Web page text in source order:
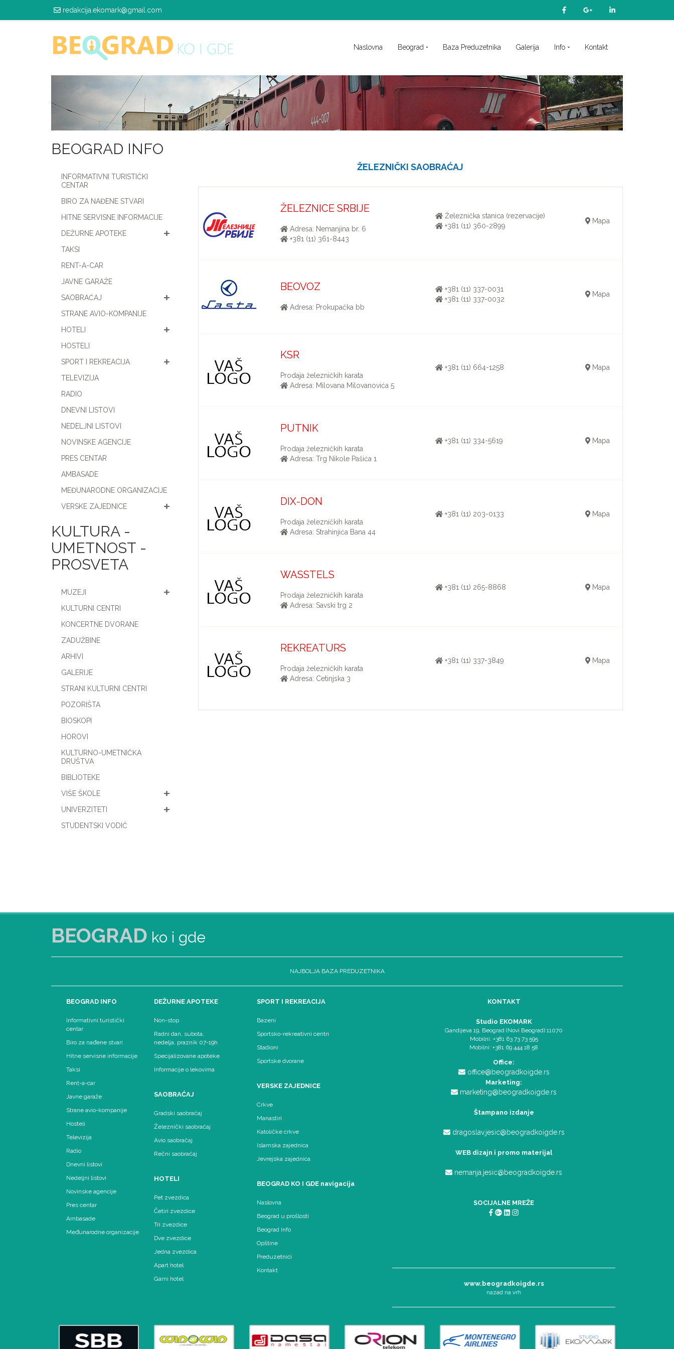
redakcija.ekomark@gmail.com
Naslovna Beograd Baza Preduzetnika Galerija Info Kontakt
BEOGRAD INFO
INFORMATIVNI TURISTIČKI
CENTAR
BIRO ZA NAĐENE STVARI
HITNE SERVISNE INFORMACIJE
DEŽURNE APOTEKE
TAKSI
RENT-A-CAR
JAVNE GARAŽE
SAOBRAĆAJ
STRANE AVIO-KOMPANIJE
HOTELI
HOSTELI
SPORT I REKREACIJA
TELEVIZIJA
RADIO
DNEVNI LISTOVI
NEDELJNI LISTOVI
NOVINSKE AGENCIJE
PRES CENTAR
AMBASADE
MEĐUNARODNE ORGANIZACIJE
VERSKE ZAJEDNICE
KULTURA -
UMETNOST -
PROSVETA
MUZEJI
KULTURNI CENTRI
KONCERTNE DVORANE
ZADUŽBINE
ARHIVI
GALERIJE
STRANI KULTURNI CENTRI
POZORIŠTA
BIOSKOPI
HOROVI
KULTURNO-UMETNIČKA
DRUŠTVA
BIBLIOTEKE
VIŠE ŠKOLE
UNIVERZITETI
STUDENTSKI VODIČ
ŽELEZNIČKI SAOBRAĆAJ
ŽELEZNICE SRBIJE
Adresa: Nemanjina br. 6
+381 (11) 361-8443
Železnička stanica (rezervacije)
+381 (11) 360-2899
Mapa
BEOVOZ
Adresa: Prokupačka bb
+381 (11) 337-0031
+381 (11) 337-0032
Mapa
KSR
Prodaja železničkih karata
Adresa: Milovana Milovanovića 5
+381 (11) 664-1258 Mapa
PUTNIK
Prodaja železničkih karata
Adresa: Trg Nikole Pašića 1
+381 (11) 334-5619 Mapa
DIX-DON
Prodaja železničkih karata
Adresa: Strahinjića Bana 44
+381 (11) 203-0133 Mapa
WASSTELS
Prodaja železničkih karata
Adresa: Savski trg 2
+381 (11) 265-8868 Mapa
REKREATURS
Prodaja železničkih karata
Adresa: Cetinjska 3
+381 (11) 337-3849 Mapa
BEOGRAD ko i gde
NAJBOLJA BAZA PREDUZETNIKA
BEOGRAD INFO
Informativni turistički
centar
Biro za nađene stvari
Hitne servisne informacije
Taksi
Rent-a-car
Javne garaže
Strane avio-kompanije
Hosteli
Televizija
Radio
Dnevni listovi
Nedeljni listovi
Novinske agencije
Pres centar
Ambasade
Međunarodne organizacije
DEŽURNE APOTEKE
Non-stop
Radni dan, subota,
nedelja, praznik 07-19h
Specijalizovane apoteke
Informacije o lekovima
SAOBRAĆAJ
Gradski saobraćaj
Železnički saobraćaj
Avio saobraćaj
Rečni saobraćaj
HOTELI
Pet zvezdica
Četiri zvezdice
Tri zvezdice
Dve zvezdice
Jedna zvezdica
Apart hotel
Garni hotel
SPORT I REKREACIJA
Bazeni
Sportsko-rekreativni centri
Stadioni
Sportske dvorane
VERSKE ZAJEDNICE
Crkve
Manastiri
Katoličke crkve
Islamska zajednica
Jevrejska zajednica
BEOGRAD KO I GDE navigacija
Naslovna
Beograd u prošlosti
Beograd Info
Opštine
Preduzetnici
Kontakt
KONTAKT
Studio EKOMARK
Gandijeva 19, Beograd (Novi Beograd) 11070
Mobilni: +381 63 73 73 595
Mobilni: +381 69 444 18 58
Office:
office@beogradkoigde.rs
Marketing:
marketing@beogradkoigde.rs
Štampano izdanje
dragoslav.jesic@beogradkoigde.rs
WEB dizajn i promo materijal
nemanja.jesic@beogradkoigde.rs
SOCIJALNE MREŽE
www.beogradkoigde.rs
nazad na vrh